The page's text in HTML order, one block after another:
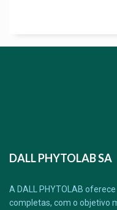
DALL PHYTOLAB SA
A DALL PHYTOLAB
completas, com o objetivo